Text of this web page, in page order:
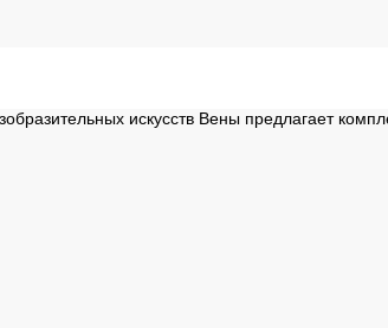
искусств Вены предлагает